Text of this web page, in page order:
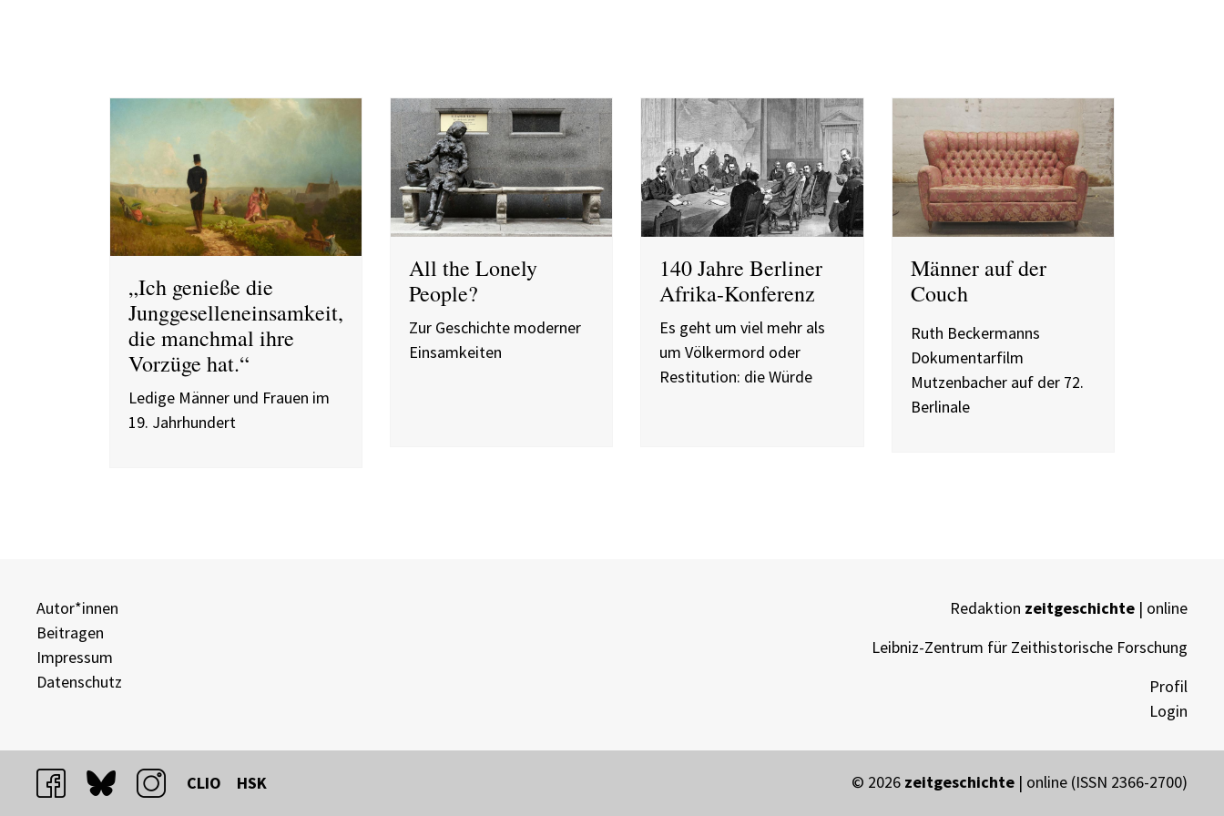
„Ich genieße die
Junggeselleneinsamkeit,
die manchmal ihre
Vorzüge hat.“
Ledige Männer und Frauen im
19. Jahrhundert
All the Lonely
People?
Zur Geschichte moderner
Einsamkeiten
140 Jahre Berliner
Afrika-Konferenz
Es geht um viel mehr als
um Völkermord oder
Restitution: die Würde
Männer auf der
Couch
Ruth Beckermanns
Dokumentarfilm
Mutzenbacher auf der 72.
Berlinale
Autor*innen
Beitragen
Impressum
Datenschutz
Redaktion zeitgeschichte | online
Leibniz-Zentrum für Zeithistorische Forschung
Profil
Login
facebookbluesky instagram
CLIO HSK © 2026 zeitgeschichte | online (ISSN 2366-2700)